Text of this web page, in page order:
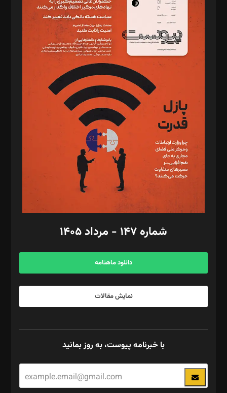
دبیر تحریریه: میثم قاسمی
د‌بیر ناداستان: سمانه سمیع
د‌بیر خدمت و تجارت: ابوالفضل رجبی
د‌بیر حقوق فناوری: حسام‌الدین ایپکچی
د‌بیر پیوست جهان: مینا پاکدل
د‌بیر تحریریه آنلاین: بابک نقاش
تحریریه‌: مجتبی محمود‌ی، آرش برهمند، یسنا امان‌پور، سروش کرمیان،
مصطفی مسجدی آرانی، ابوالفضل رجبی، زهرا فکرانه، فائزه فتحی
رستمی،مصطفی باستان
ویرایش: نگار استاد‌‌آقا
طراح یونیفرم: مجید توکلی
فیلمبرداری و عکاسی: امیر شفیعی، مانی لطفی زاده
گرافیک و صفحه‌آرایی: سید‌سبحان‌علی ثابت
مد‌یر توسعه تجاری: کامبیز برید‌
امور مالی: شاپور رهبری، محمد‌ کاظمی‌نیا
آگهی و مشترکین: ۰۹۱۹۹۹۹۰۴۵۴
شماره ۱۴۷ - مرداد ۱۴۰۵
دانلود ماهنامه
نمایش مقالات
با خبرنامه پیوست، به روز بمانید